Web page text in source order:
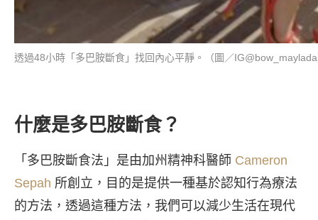
透過48小時「多巴胺斷食」找回內心平靜。（圖／
什麼是多巴胺斷食？
「多巴胺斷食法」是由加州精神科醫師 Cameron
Sepah 所創立，目的是提供一種基於認知行為療法
的方法，透過這種方法，我們可以減少生活在現代